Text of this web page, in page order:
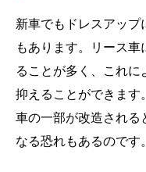
新車でもドレスアップ
もあります。リース
ることが多く、これ
抑えることができます
車の一部が改造される
なる恐れもあるのです。